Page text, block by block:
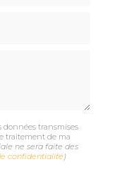
données transmises
traitement de ma
ne sera faite des
confidentialité )